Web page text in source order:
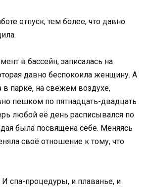
отпуск, тем более, что давно
в бассейн, записалась на
давно беспокоила женщину. А
в парке, на свежем воздухе,
пешком по пятнадцать-двадцать
любой её день расписывался по
была посвящена себе. Меняясь
своё отношение к тому, что
И спа-процедуры, и плаванье, и